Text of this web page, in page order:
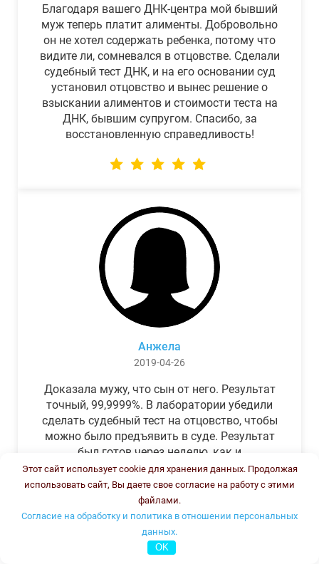
Благодаря вашего ДНК-центра мой бывший
муж теперь платит алименты. Добровольно
он не хотел содержать ребенка, потому что
видите ли, сомневался в отцовстве. Сделали
судебный тест ДНК, и на его основании суд
установил отцовство и вынес решение о
взыскании алиментов и стоимости теста на
ДНК, бывшим супругом. Спасибо, за
восстановленную справедливость!
Анжела
2019-04-26
Доказала мужу, что сын от него. Результат
точный, 99,9999%. В лаборатории убедили
сделать судебный тест на отцовство, чтобы
можно было предъявить в суде. Результат
был готов через неделю, как и
обещали.Теперь муж бегает и извиняется.
Этот сайт использует cookie для хранения данных. Продолжая
использовать сайт, Вы даете свое согласие на работу с этими
файлами.
Согласие на обработку и политика в отношении персональных
данных.
OK